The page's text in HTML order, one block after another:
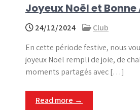
Joyeux Noël et Bonne
24/12/2024
Club
En cette période festive, nous
joyeux Noël rempli de joie, de
moments partagés avec […]
Read more →